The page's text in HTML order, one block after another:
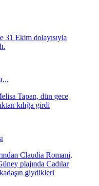
31 Ekim dolayısıyla
Tapan, dün gece
kılığa girdi
Claudia Romani,
plajında Cadılar
giydikleri